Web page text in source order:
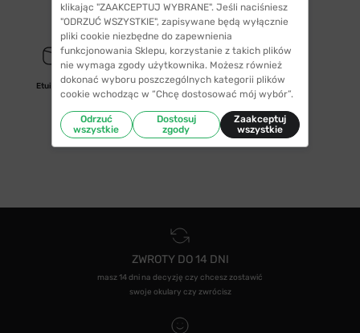
Etui/woreczek
ZWROTY DO 14 DNI
masz 14 dni na decyzję czy chcesz zostawić
swoje okulary czy zwrócisz
klikając "ZAAKCEPTUJ WYBRANE". Jeśli naciśniesz
"ODRZUĆ WSZYSTKIE", zapisywane będą wyłącznie
pliki cookie niezbędne do zapewnienia
funkcjonowania Sklepu, korzystanie z takich plików
nie wymaga zgody użytkownika. Możesz również
dokonać wyboru poszczególnych kategorii plików
cookie wchodząc w “Chcę dostosować mój wybór”.
Odrzuć
wszystkie
Dostosuj
zgody
Zaakceptuj
wszystkie